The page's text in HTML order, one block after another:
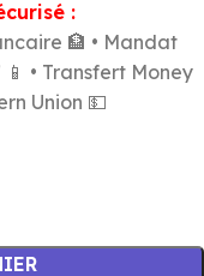
:
🏦 • Mandat
• Transfert Money
Union 💵